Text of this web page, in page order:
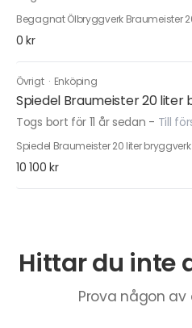
Begagnat Ölbryggverk Braumeister
0 kr
Övrigt · Enköping
Spiedel Braumeister 20
Togs bort för 11 år sedan - Till
Spiedel Braumeister 20 liter
10 100 kr
Hittar du inte
Prova någon